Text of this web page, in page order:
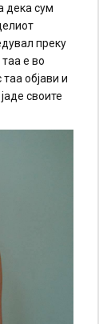
дека сум
преку
е во
објави и
своите